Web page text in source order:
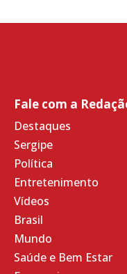
Fale com a
Destaques
Sergipe
Política
Entretenimento
Vídeos
Brasil
Mundo
Saúde e Bem Estar